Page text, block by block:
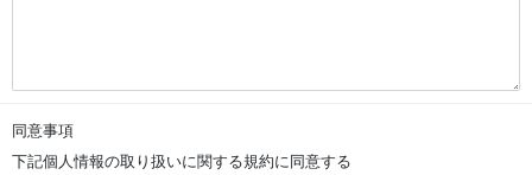
同意事項
下記個人情報の取り扱いに関する規約に同意する